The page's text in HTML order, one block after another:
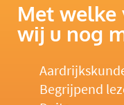
Met welke
wij u nog
Begrijpend